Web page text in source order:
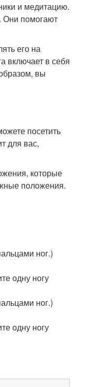
и медитацию.
Они помогают
его на
включает в себя
вы
посетить
для вас,
которые
положения.
ног.)
одну ногу
ног.)
одну ногу